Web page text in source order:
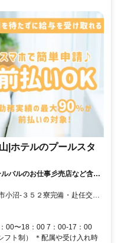
|ホテルのプールスタ
バルのお仕事彡売店など含む
小沼-３５２寮完備・赴任交通
◆最短"当日"にお仕事ご紹介
00〜18：00 7：00-17：00
フト制） ＊配属や受け入れ時